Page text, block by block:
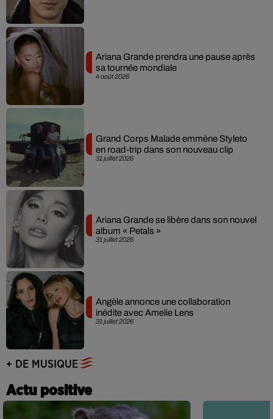
4 août 2026
Ariana Grande prendra une pause après
sa tournée mondiale
31 juillet 2026
Grand Corps Malade emmène Styleto
en road-trip dans son nouveau clip
31 juillet 2026
Ariana Grande se libère dans son nouvel
album « Petals »
31 juillet 2026
Angèle annonce une collaboration
inédite avec Amelie Lens
+ DE MUSIQUE
Actu positive